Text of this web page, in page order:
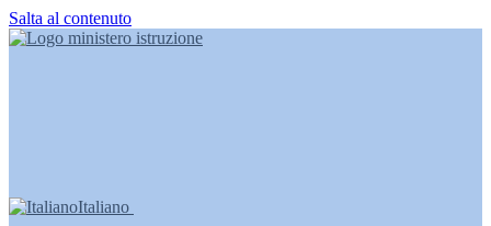
Salta al contenuto
Italiano